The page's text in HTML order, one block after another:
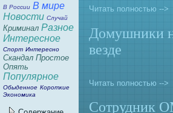
В России В мире
Новости Случай
Криминaл Разное
Интересное
Спорт Интересно
Скандал Простое
Опять
Популярное
Обыденное Короткие
Экономика
Читать полностью -->
Домушники
везде
Читать полностью -->
Сотрудник